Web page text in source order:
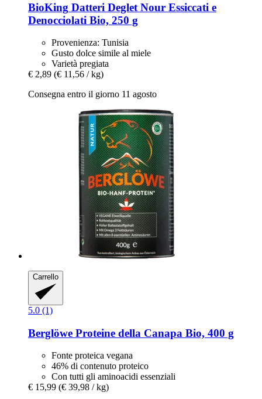
BioKing Datteri Deglet Nour Essiccati e
Denocciolati Bio, 250 g
Provenienza: Tunisia
Gusto dolce simile al miele
Varietà pregiata
€ 2,89 (€ 11,56 / kg)
Consegna entro il giorno 11 agosto
Carrello
5.0 (1)
Berglöwe Proteine della Canapa Bio, 400 g
Fonte proteica vegana
46% di contenuto proteico
Con tutti gli aminoacidi essenziali
€ 15,99 (€ 39,98 / kg)